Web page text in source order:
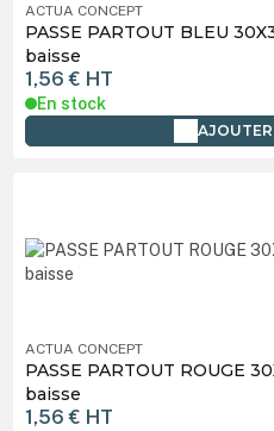
ACTUA CONCEPT
PASSE PARTOUT BLEU
baisse
1,56 € HT
En stock
ACTUA CONCEPT
PASSE PARTOUT ROUGE
baisse
1,56 € HT